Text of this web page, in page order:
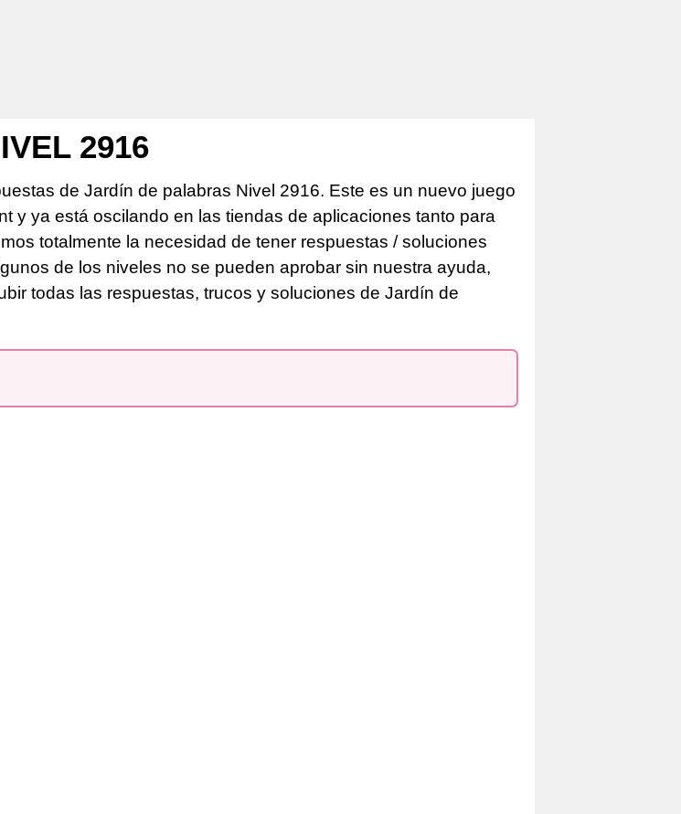
2916
de Jardín de palabras Nivel 2916. Este es un nuevo juego
y ya está oscilando en las tiendas de aplicaciones tanto para
totalmente la necesidad de tener respuestas / soluciones
de los niveles no se pueden aprobar sin nuestra ayuda,
todas las respuestas, trucos y soluciones de Jardín de